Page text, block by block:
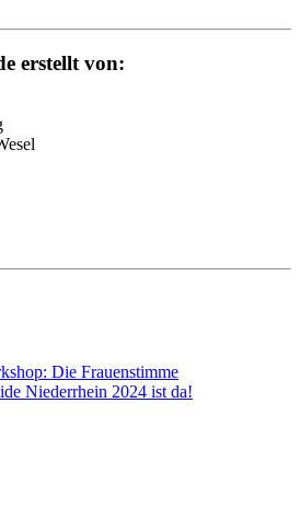
erstellt von:
Die Frauenstimme
Niederrhein 2024 ist da!